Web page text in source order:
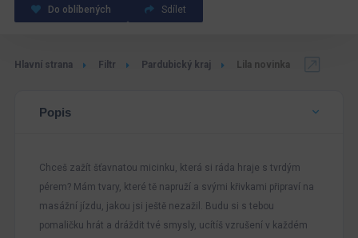
Do oblíbených Sdílet
Hlavní strana Filtr Pardubický kraj Lila novinka
Popis
Chceš zažít šťavnatou micinku, která si ráda hraje s tvrdým
pérem? Mám tvary, které tě napruží a svými křivkami připraví na
masážní jízdu, jakou jsi ještě nezažil. Budu si s tebou
pomaličku hrát a dráždit tvé smysly, ucítíš vzrušení v každém